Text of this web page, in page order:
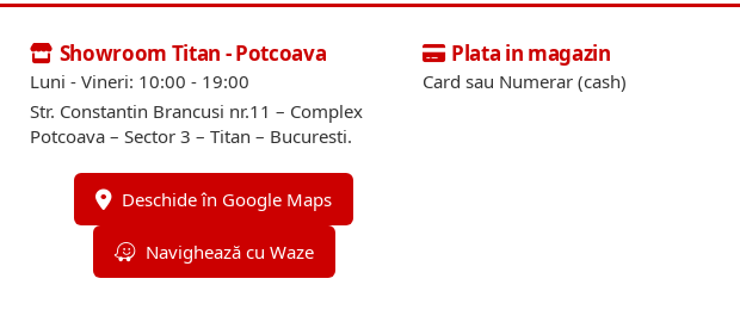
Showroom Titan - Potcoava
Luni - Vineri: 10:00 - 19:00
Str. Constantin Brancusi nr.11 – Complex
Potcoava – Sector 3 – Titan – Bucuresti.
Deschide în Google Maps
Navighează cu Waze
Plata in magazin
Card sau Numerar (cash)